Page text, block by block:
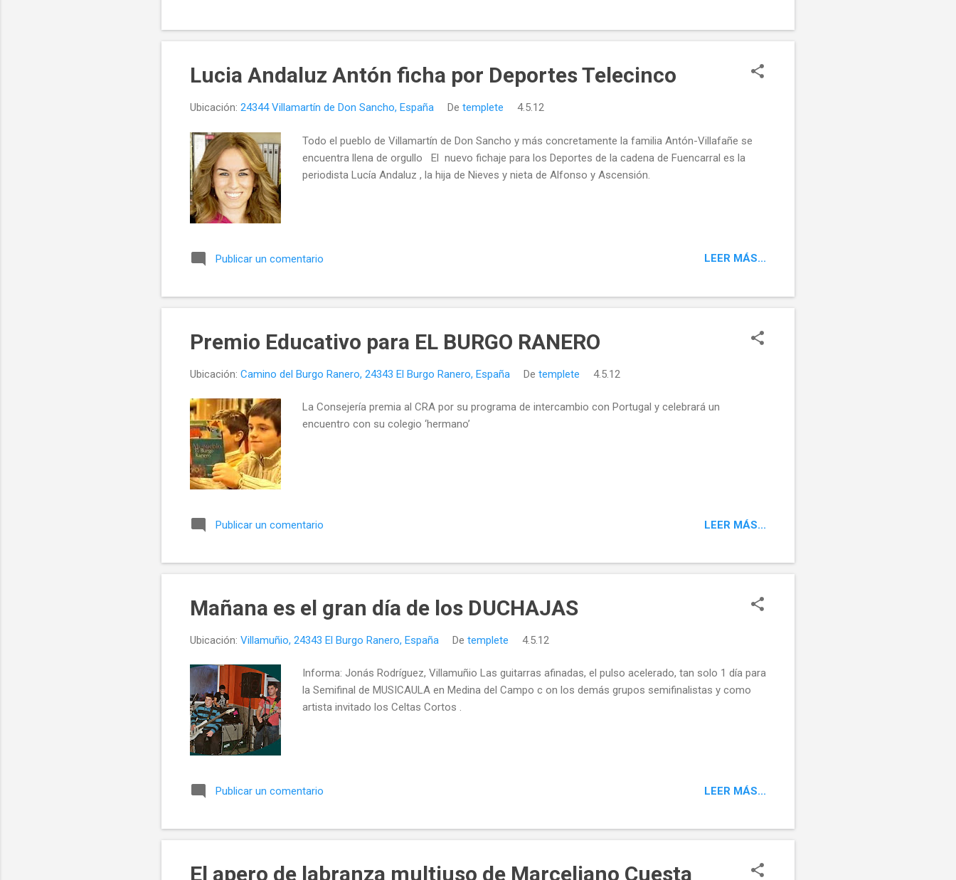
Lucia Andaluz Antón ficha por Deportes Telecinco
Ubicación: 24344 Villamartín de Don Sancho, España De templete 4.5.12
Todo el pueblo de Villamartín de Don Sancho y más concretamente la familia Antón-Villafañe se
encuentra llena de orgullo El nuevo fichaje para los Deportes de la cadena de Fuencarral es la
periodista Lucía Andaluz , la hija de Nieves y nieta de Alfonso y Ascensión.
Publicar un comentario LEER MÁS...
Premio Educativo para EL BURGO RANERO
Ubicación: Camino del Burgo Ranero, 24343 El Burgo Ranero, España De templete 4.5.12
La Consejería premia al CRA por su programa de intercambio con Portugal y celebrará un
encuentro con su colegio ‘hermano’
Publicar un comentario LEER MÁS...
Mañana es el gran día de los DUCHAJAS
Ubicación: Villamuñio, 24343 El Burgo Ranero, España De templete 4.5.12
Informa: Jonás Rodríguez, Villamuñio Las guitarras afinadas, el pulso acelerado, tan solo 1 día para
la Semifinal de MUSICAULA en Medina del Campo c on los demás grupos semifinalistas y como
artista invitado los Celtas Cortos .
Publicar un comentario LEER MÁS...
El apero de labranza multiuso de Marceliano Cuesta